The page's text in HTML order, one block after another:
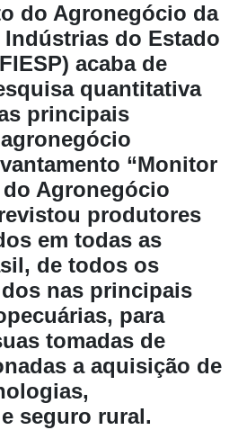
do Agronegócio da
Indústrias do Estado
acaba de
quantitativa
principais
“Monitor
Agronegócio
produtores
em todas as
de todos os
nas principais
para
tomadas de
a aquisição de
seguro rural.